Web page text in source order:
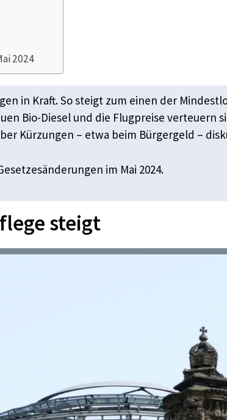
2024
in Kraft. So steigt zum einen der
Bio-Diesel und die Flugpreise verteuern
Kürzungen – etwa beim Bürgergeld –
im Mai 2024.
steigt